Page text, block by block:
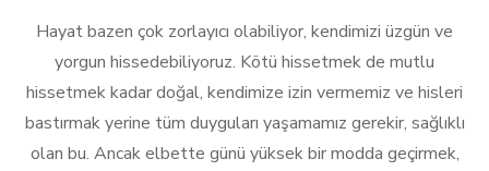
Hissetme
Önerilerim
için
Hayat bazen çok zorlayıcı olabiliyor, kendimizi üzgün ve
yorgun hissedebiliyoruz. Kötü hissetmek de mutlu
hissetmek kadar doğal, kendimize izin vermemiz ve hisleri
bastırmak yerine tüm duyguları yaşamamız gerekir, sağlıklı
olan bu. Ancak elbette günü yüksek bir modda geçirmek,